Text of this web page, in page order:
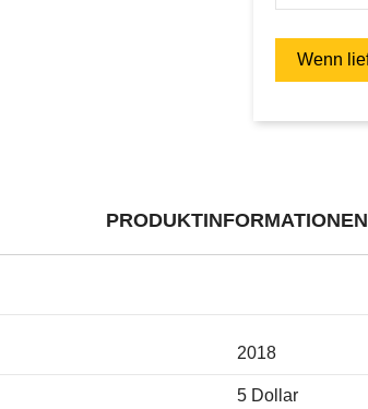
PRODUKTINFORMATIONEN
2018
5 Dollar